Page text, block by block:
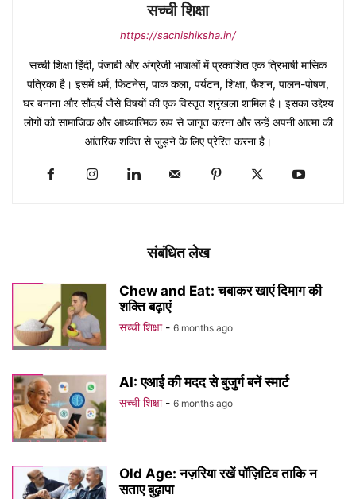
सच्ची शिक्षा
https://sachishiksha.in/
सच्ची शिक्षा हिंदी, पंजाबी और अंग्रेजी भाषाओं में प्रकाशित एक त्रिभाषी मासिक
पत्रिका है। इसमें धर्म, फिटनेस, पाक कला, पर्यटन, शिक्षा, फैशन, पालन-पोषण,
घर बनाना और सौंदर्य जैसे विषयों की एक विस्तृत श्रृंखला शामिल है। इसका उद्देश्य
लोगों को सामाजिक और आध्यात्मिक रूप से जागृत करना और उन्हें अपनी आत्मा की
आंतरिक शक्ति से जुड़ने के लिए प्रेरित करना है।
संबंधित लेख
Chew and Eat: चबाकर खाएं दिमाग की
शक्ति बढ़ाएं
सच्ची शिक्षा - 6 months ago
AI: एआई की मदद से बुजुर्ग बनें स्मार्ट
सच्ची शिक्षा - 6 months ago
Old Age: नज़रिया रखें पॉज़िटिव ताकि न
सताए बुढ़ापा